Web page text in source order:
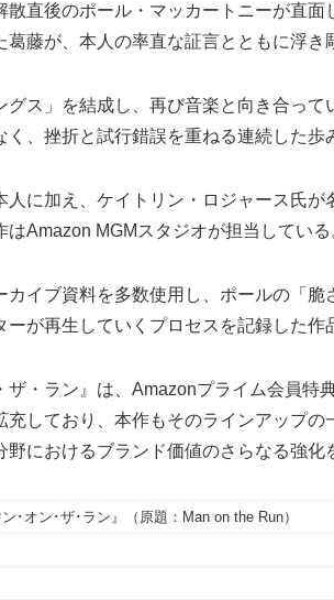
直後のポール・マッカートニーが直
藤が、本人の率直な証言とともに浮き
ス」を結成し、再び音楽と向き合っ
、挫折と試行錯誤を重ねる連続した歩
に加え、ケイトリン・ロジャース氏
Amazon MGMスタジオが担当している
イブ資料を多数使用し、ポールの「
が再生していくプロセスを記録した作
ザ・ラン』は、Amazonプライム会員
しており、本作もそのラインアップ
におけるブランド価値のさらなる強化
･オン･ザ･ラン』（原題：Man on the Run）